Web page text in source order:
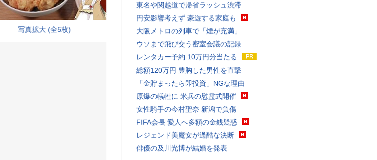
写真拡大 (全5枚)
東名や関越道で帰省ラッシュ渋滞
円安影響考えず 豪遊する家庭も
大阪メトロの列車で「煙が充満」
ウソまで飛び交う密室会議の記録
レンタカー予約 10万円分当たる
総額120万円 豊胸した男性を直撃
「金貯まったら即投資」NGな理由
原爆の犠牲に 米兵の慰霊式開催
女性騎手の今村聖奈 新潟で負傷
FIFA会長 愛人へ多額の金銭疑惑
レジェンド美魔女が過酷な決断
俳優の及川光博が結婚を発表